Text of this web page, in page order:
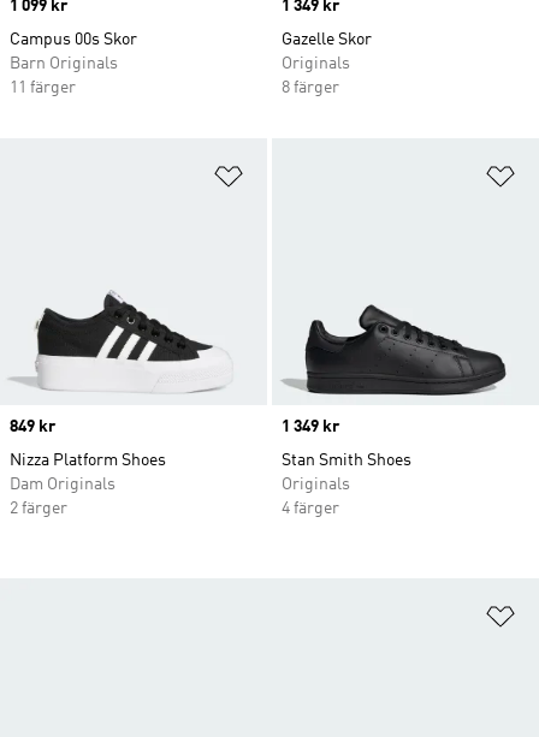
Price
1 099 kr
Campus 00s Skor
Barn Originals
11 färger
Price
1 349 kr
Gazelle Skor
Originals
8 färger
Price
849 kr
Nizza Platform Shoes
Dam Originals
2 färger
Price
1 349 kr
Stan Smith Shoes
Originals
4 färger